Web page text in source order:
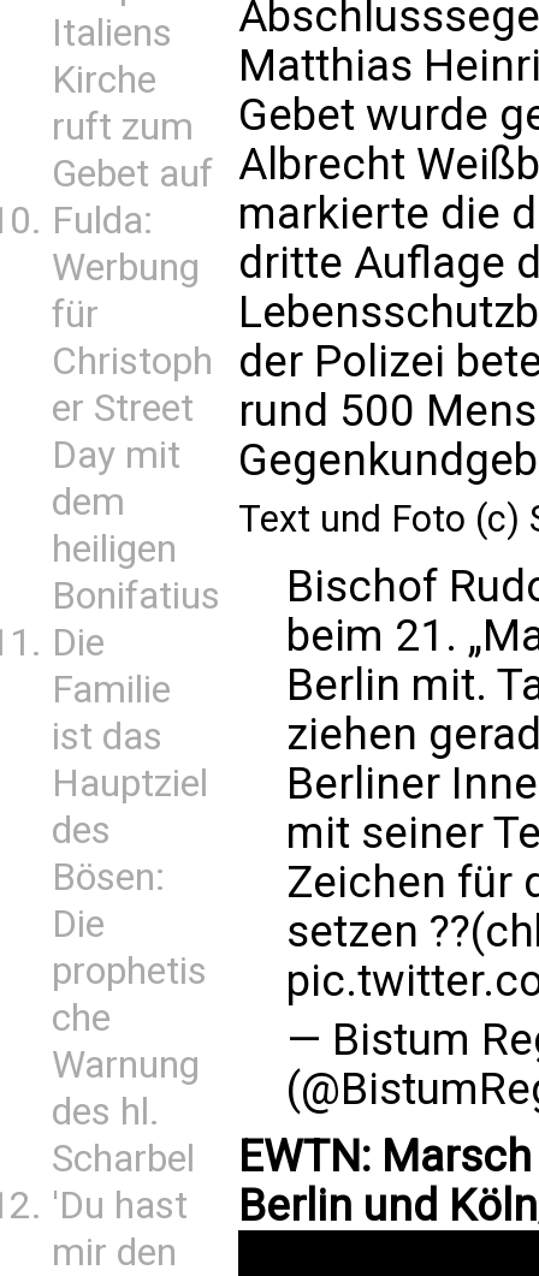
Italiens
Kirche
ruft zum
Gebet auf
Fulda:
Werbung
für
Christoph
er Street
Day mit
dem
heiligen
Bonifatius
Die
Familie
ist das
Hauptziel
des
Bösen:
Die
prophetis
che
Warnung
des hl.
Scharbel
'Du hast
mir den
Matthias
Gebet wurde
Albrecht
markierte die
dritte Auflage
der Polizei
rund 500
Text und Foto (c)
Bischof
beim 21.
Berlin mit.
ziehen
Berliner
mit seiner
Zeichen für
setzen
— Bistum
EWTN:
Berlin und